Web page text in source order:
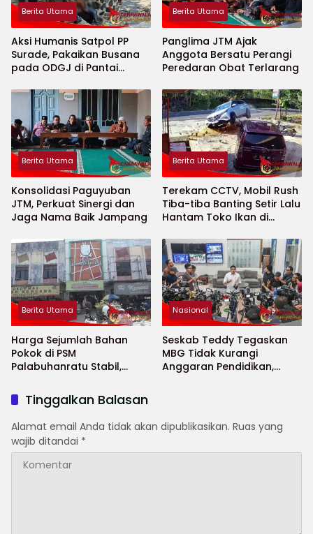
Berita Utama
Aksi Humanis Satpol PP
Surade, Pakaikan Busana
pada ODGJ di Pantai
Berita Utama
Panglima JTM Ajak
Anggota Bersatu Perangi
Peredaran Obat Terlarang
Berita Utama
Konsolidasi Paguyuban
JTM, Perkuat Sinergi dan
Jaga Nama Baik Jampang
Berita Utama
Terekam CCTV, Mobil Rush
Tiba-tiba Banting Setir Lalu
Hantam Toko Ikan di
Berita Utama
Harga Sejumlah Bahan
Pokok di PSM
Palabuhanratu Stabil,
Bahkan Turun
Nasional
Seskab Teddy Tegaskan
MBG Tidak Kurangi
Anggaran Pendidikan,
Tinggalkan Balasan
Alamat email Anda tidak akan dipublikasikan. Ruas yang
wajib ditandai *